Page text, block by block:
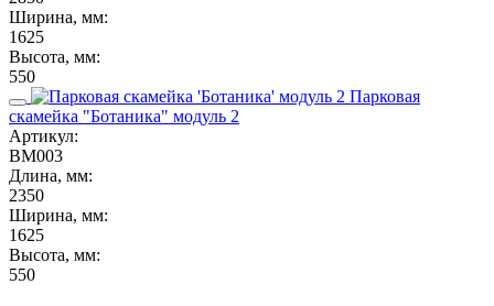
Ширина, мм:
1625
Высота, мм:
550
Парковая
скамейка "Ботаника" модуль 2
Артикул:
ВМ003
Длина, мм:
2350
Ширина, мм:
1625
Высота, мм:
550